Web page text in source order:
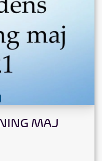
MAJ